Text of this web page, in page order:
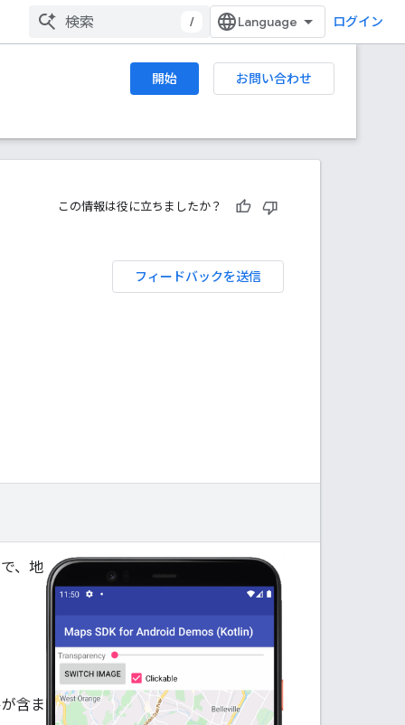
/ ログイン
開始 お問い合わせ
この情報は役に立ちましたか？
フィードバックを送信
、地
含ま